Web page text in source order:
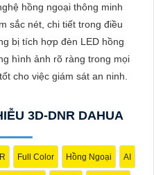
đến cho bạn sự tin cậy và
hồng ngoại thông minh
sắc nét, chi tiết trong điều
bị tích hợp đèn LED hồng
hình ảnh rõ ràng trong mọi
cho việc giám sát an ninh.
3D-DNR DAHUA
Full Color Hồng Ngoại AI